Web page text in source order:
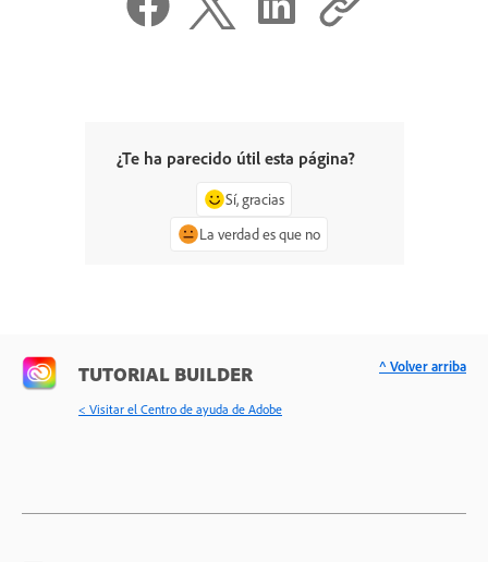
¿Te ha parecido útil esta página?
Sí, gracias
La verdad es que no
TUTORIAL BUILDER
< Visitar el Centro de ayuda de Adobe
^ Volver arriba